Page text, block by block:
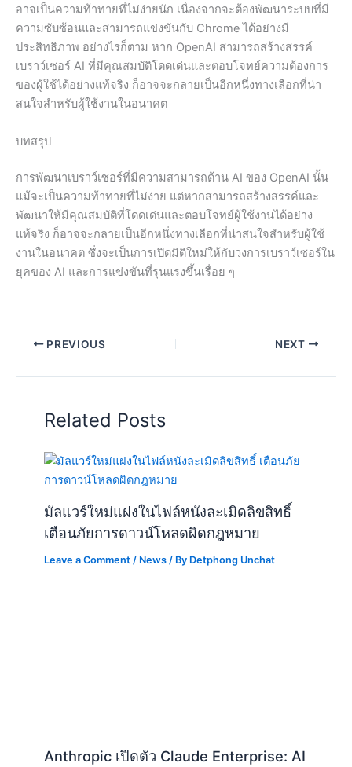
อาจเป็นความท้าทายที่ไม่ง่ายนัก เนื่องจากจะต้องพัฒนาระบบที่มี
ความซับซ้อนและสามารถแข่งขันกับ Chrome ได้อย่างมี
ประสิทธิภาพ อย่างไรก็ตาม หาก OpenAI สามารถสร้างสรรค์
เบราว์เซอร์ AI ที่มีคุณสมบัติโดดเด่นและตอบโจทย์ความต้องการ
ของผู้ใช้ได้อย่างแท้จริง ก็อาจจะกลายเป็นอีกหนึ่งทางเลือกที่น่า
สนใจสำหรับผู้ใช้งานในอนาคต
บทสรุป
การพัฒนาเบราว์เซอร์ที่มีความสามารถด้าน AI ของ OpenAI นั้น
แม้จะเป็นความท้าทายที่ไม่ง่าย แต่หากสามารถสร้างสรรค์และ
พัฒนาให้มีคุณสมบัติที่โดดเด่นและตอบโจทย์ผู้ใช้งานได้อย่าง
แท้จริง ก็อาจจะกลายเป็นอีกหนึ่งทางเลือกที่น่าสนใจสำหรับผู้ใช้
งานในอนาคต ซึ่งจะเป็นการเปิดมิติใหม่ให้กับวงการเบราว์เซอร์ใน
ยุคของ AI และการแข่งขันที่รุนแรงขึ้นเรื่อย ๆ
PREVIOUS NEXT
Related Posts
มัลแวร์ใหม่แฝงในไฟล์หนังละเมิดลิขสิทธิ์
เตือนภัยการดาวน์โหลดผิดกฎหมาย
Leave a Comment / News / By Detphong Unchat
Anthropic เปิดตัว Claude Enterprise: AI